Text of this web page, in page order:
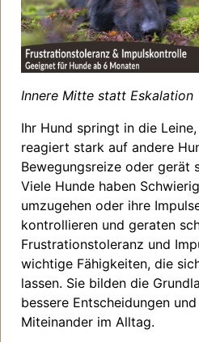
Innere Mitte statt Eskalation
Ihr Hund springt in die
reagiert stark auf andere
Bewegungsreize oder gerät
Viele Hunde haben
umzugehen oder ihre
kontrollieren und geraten
Frustrationstoleranz und
wichtige Fähigkeiten, die
lassen. Sie bilden die
bessere Entscheidungen
Miteinander im Alltag.